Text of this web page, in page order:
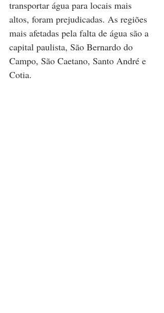
transportar água para locais mais
altos, foram prejudicadas. As regiões
mais afetadas pela falta de água são a
capital paulista, São Bernardo do
Campo, São Caetano, Santo André e
Cotia.